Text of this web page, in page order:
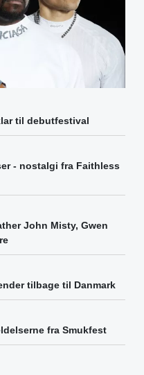
til debutfestival
- nostalgi fra Faithless
John Misty, Gwen
tilbage til Danmark
fra Smukfest